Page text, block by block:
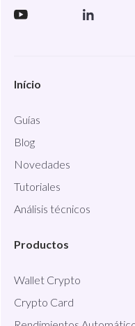
Início
Guías
Blog
Novedades
Tutoriales
Análisis técnicos
Productos
Wallet Crypto
Crypto Card